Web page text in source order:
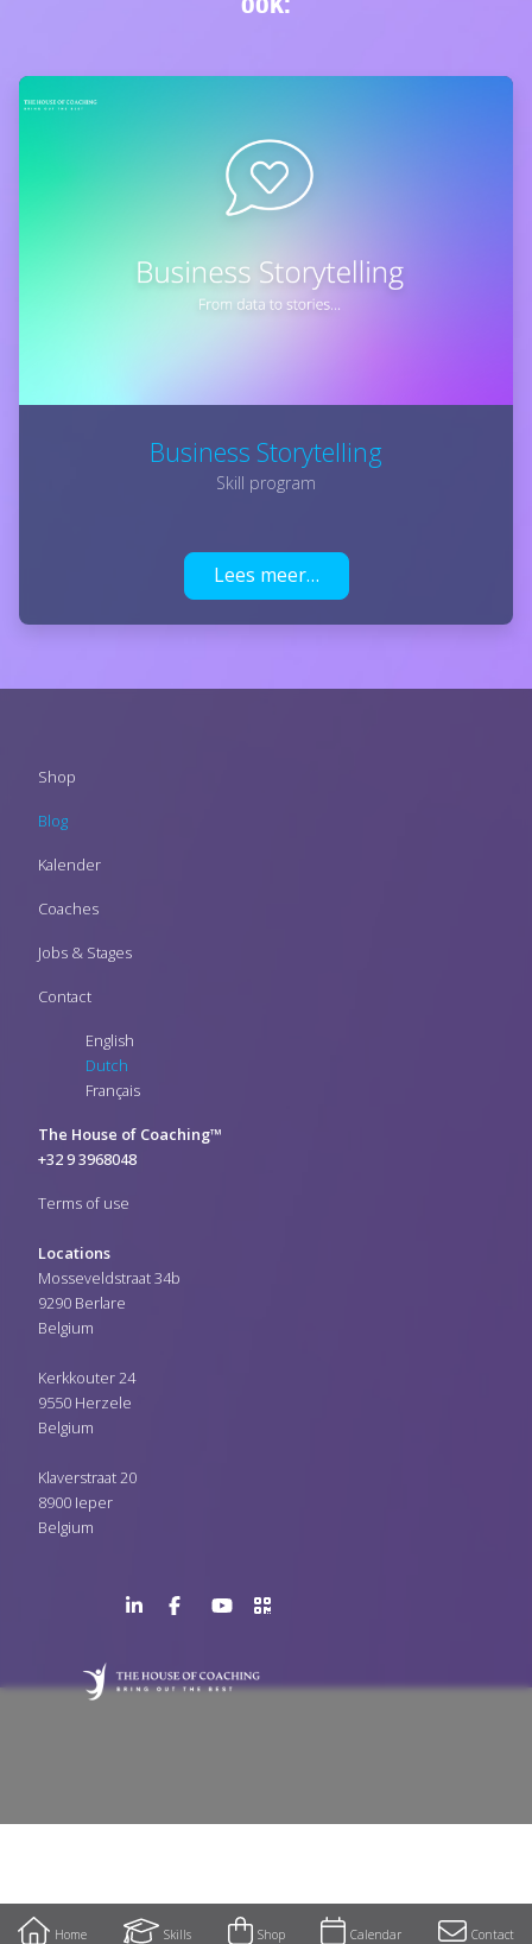
Business Storytelling
Skill program
Lees meer…
Footer
Shop
Blog
Kalender
Coaches
Jobs & Stages
Contact
English
Dutch
Français
The House of Coaching™
+32 9 3968048
Terms of use
Locations
Mosseveldstraat 34b
9290 Berlare
Belgium
Kerkkouter 24
9550 Herzele
Belgium
Klaverstraat 20
8900 Ieper
Belgium
PagePageChannel
QR
Mobile
toolbarHome Skills Shop Calendar Contact